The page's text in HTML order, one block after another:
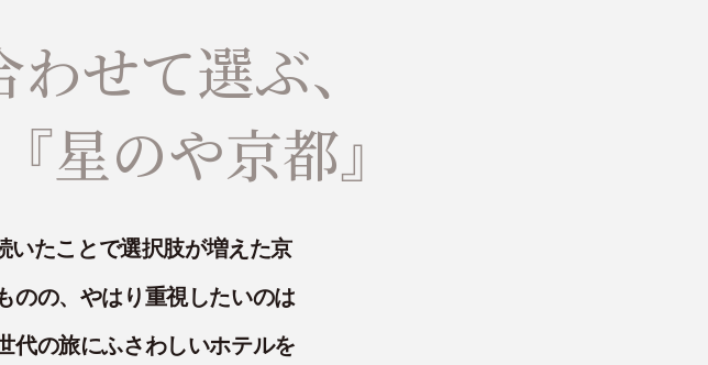
せて選ぶ、
星のや京都』
いたことで選択肢が増えた京
のの、やはり重視したいのは
代の旅にふさわしいホテルを